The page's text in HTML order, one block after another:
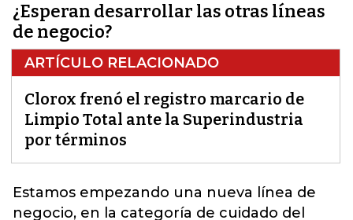
¿Esperan desarrollar las otras líneas
de negocio?
ARTÍCULO RELACIONADO
Clorox frenó el registro marcario de
Limpio Total ante la Superindustria
por términos
Estamos empezando una nueva línea de
negocio, en la categoría de cuidado del